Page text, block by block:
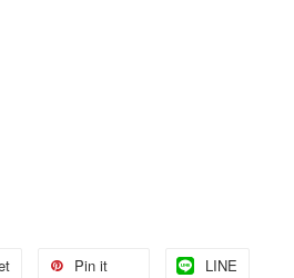
Pin it LINE